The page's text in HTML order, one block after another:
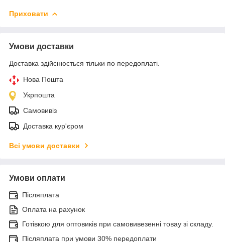
Приховати
Умови доставки
Доставка здійснюється тільки по передоплаті.
Нова Пошта
Укрпошта
Самовивіз
Доставка кур'єром
Всі умови доставки
Умови оплати
Післяплата
Оплата на рахунок
Готівкою для оптовиків при самовивезенні товау зі складу.
Післяплата при умови 30% передоплати